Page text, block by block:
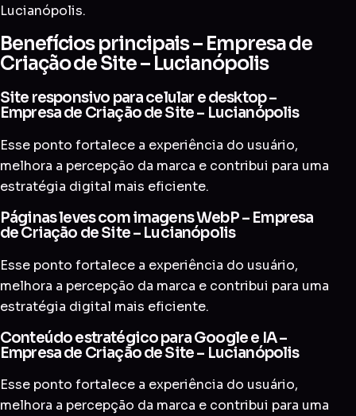
Lucianópolis.
Benefícios principais – Empresa de
Criação de Site – Lucianópolis
Site responsivo para celular e desktop –
Empresa de Criação de Site – Lucianópolis
Esse ponto fortalece a experiência do usuário,
melhora a percepção da marca e contribui para uma
estratégia digital mais eficiente.
Páginas leves com imagens WebP – Empresa
de Criação de Site – Lucianópolis
Esse ponto fortalece a experiência do usuário,
melhora a percepção da marca e contribui para uma
estratégia digital mais eficiente.
Conteúdo estratégico para Google e IA –
Empresa de Criação de Site – Lucianópolis
Esse ponto fortalece a experiência do usuário,
melhora a percepção da marca e contribui para uma